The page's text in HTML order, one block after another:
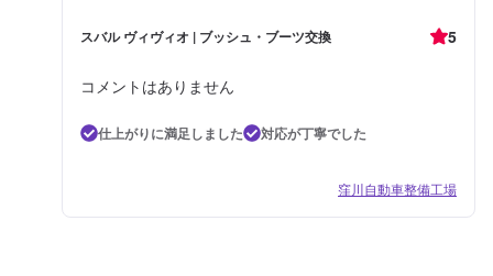
スバル ヴィヴィオ | ブッシュ・ブーツ交換 5
コメントはありません
仕上がりに満足しました 対応が丁寧でした
窪川自動車整備工場